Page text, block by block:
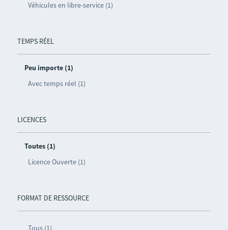
Véhicules en libre-service (1)
TEMPS RÉEL
Peu importe (1)
Avec temps réel (1)
LICENCES
Toutes (1)
Licence Ouverte (1)
FORMAT DE RESSOURCE